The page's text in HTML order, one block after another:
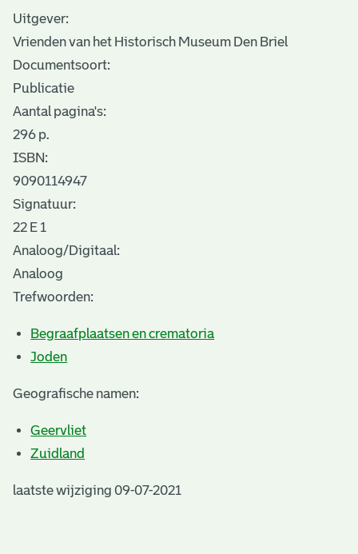
Uitgever:
Vrienden van het Historisch Museum Den Briel
Documentsoort:
Publicatie
Aantal pagina's:
296 p.
ISBN:
9090114947
Signatuur:
22 E 1
Analoog/Digitaal:
Analoog
Trefwoorden:
Begraafplaatsen en crematoria
Joden
Geografische namen:
Geervliet
Zuidland
laatste wijziging 09-07-2021